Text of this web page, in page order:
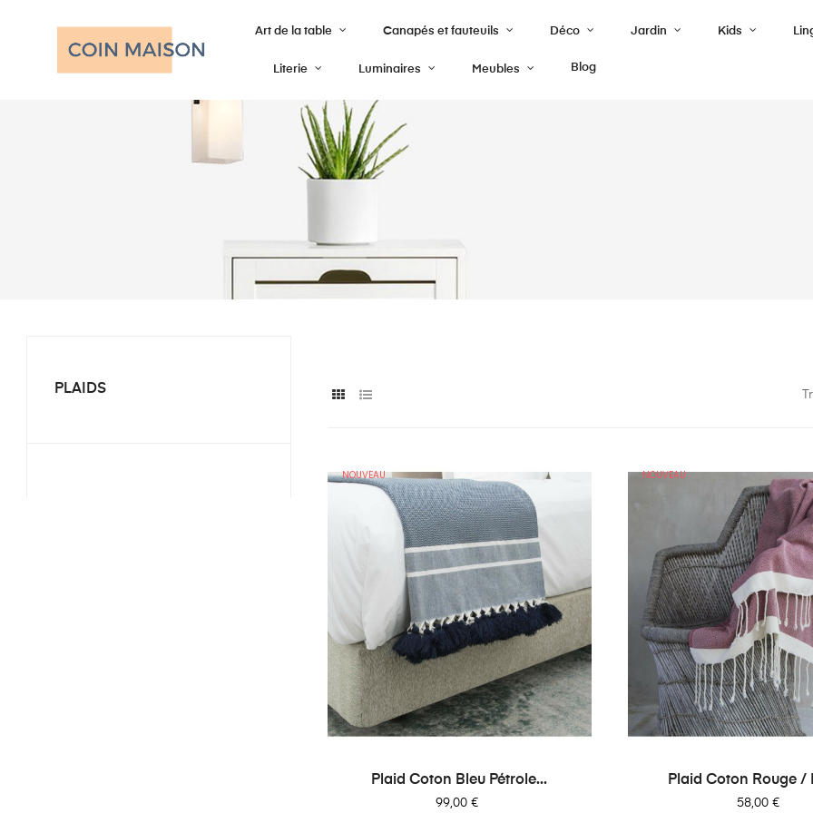
Art de la table Canapés et fauteuils Déco Jardin Kids
Literie Luminaires Meubles Blog
PLAIDS
NOUVEAU
Plaid Coton Bleu Pétrole...
Prix
99,00 €
NOUVEAU
Plaid Coton Rouge /
Prix
58,00 €